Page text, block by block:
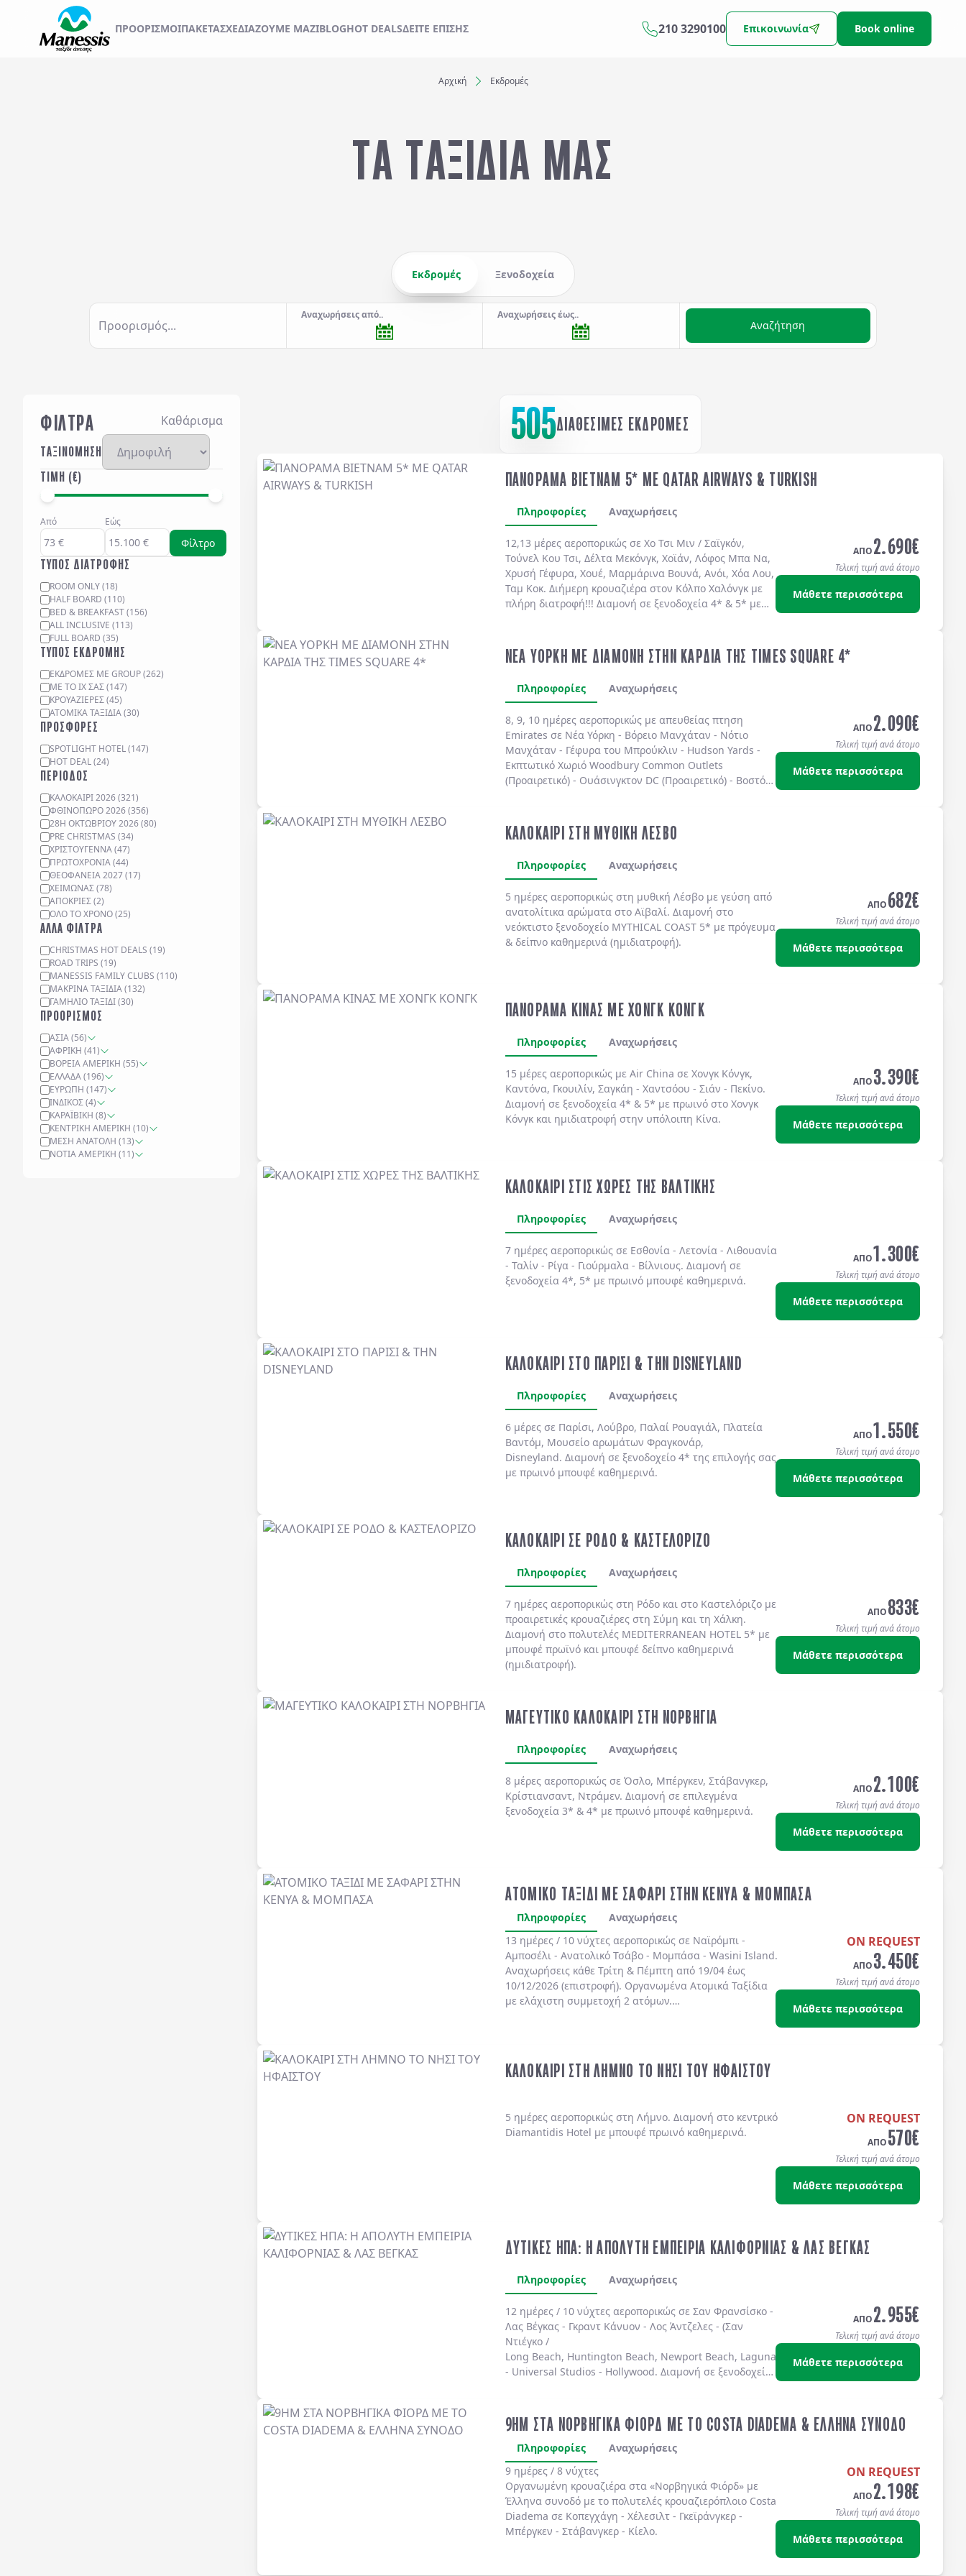
ΞΕΚΙΝΗΣΤΕ ΤΟ ΤΑΞΙΔΙ ΣΑΣ ΑΠΟ ΕΔΩ
Αναζήτηση
ΠΡΟΟΡΙΣΜΟΊΠΑΚΕΤΑΣΧΕΔΙΆΖΟΥΜΕ ΜΑΖΊBLOGHOT DEALSΔΕΊΤΕ ΕΠΊΣΗΣ 210 3290100 Επικοινωνία Book online
Αρχική Εκδρομές
ΤΑ ΤΑΞΙΔΙΑ ΜΑΣ
Εκδρομές Ξενοδοχεία
Προορισμός...
Αναχωρήσεις από.. Αναχωρήσεις έως..
Αναζήτηση
ΦΙΛΤΡΑ Καθάρισμα
ΤΑΞΙΝΟΜΗΣΗ
ΤΙΜΗ (€)
Από Εώς
Φίλτρο
ΤΥΠΟΣ ΔΙΑΤΡΟΦΗΣ
FULL BOARD (35)
ALL INCLUSIVE (113)
BED & BREAKFAST(156)
HALF BOARD (110)
ROOM ONLY(18)
ΤΥΠΟΣ ΕΚΔΡΟΜΗΣ
ΑΤΟΜΙΚΆ ΤΑΞΊΔΙΑ(30)
ΚΡΟΥΑΖΙΈΡΕΣ(45)
ΜΕ ΤΟ ΙΧ ΣΑΣ(147)
ΕΚΔΡΟΜΈΣ ΜΕ GROUP(262)
ΠΡΟΣΦΟΡΕΣ
HOT DEAL(24)
SPOTLIGHT HOTEL(147)
ΠΕΡΙΟΔΟΣ
ΟΛΟ ΤΟ ΧΡΟΝΟ(25)
ΑΠΟΚΡΙΕΣ(2)
ΧΕΙΜΩΝΑΣ(78)
ΘΕΟΦΑΝΕΙΑ 2027(17)
ΠΡΩΤΟΧΡΟΝΙΑ(44)
ΧΡΙΣΤΟΥΓΕΝΝΑ(47)
PRE CHRISTMAS (34)
28Η ΟΚΤΩΒΡΙΟΥ 2026(80)
ΦΘΙΝΟΠΩΡΟ 2026(356)
ΚΑΛΟΚΑΙΡΙ 2026(321)
ΑΛΛΑ ΦΙΛΤΡΑ
ΓΑΜΉΛΙΟ ΤΑΞΊΔΙ(30)
ΜΑΚΡΙΝΆ ΤΑΞΊΔΙΑ(132)
MANESSIS FAMILY CLUBS (110)
ROAD TRIPS (19)
CHRISTMAS HOT DEALS (19)
ΠΡΟΟΡΙΣΜΟΣ
ΑΣΊΑ(56)
ΑΦΡΙΚΉ (41)
ΒΌΡΕΙΑ ΑΜΕΡΙΚΉ (55)
ΕΛΛΆΔΑ(196)
ΕΥΡΏΠΗ (147)
ΙΝΔΙΚΌΣ(4)
ΚΑΡΑΪΒΙΚΉ (8)
ΚΕΝΤΡΙΚΉ ΑΜΕΡΙΚΉ (10)
ΜΈΣΗ ΑΝΑΤΟΛΉ (13)
ΝΌΤΙΑ ΑΜΕΡΙΚΉ (11)
505ΔΙΑΘΕΣΙΜΕΣ ΕΚΔΡΟΜΕΣ
ΠΑΝΟΡΑΜΑ ΒΙΕΤΝΑΜ 5* ME QATAR AIRWAYS & TURKISH
Πληροφορίες Αναχωρήσεις
12,13 μέρες αεροπορικώς σε Χο Τσι Μιν / Σαϊγκόν,
Τούνελ Κου Τσι, Δέλτα Μεκόνγκ, Χοϊάν, Λόφος Μπα Να,
Χρυσή Γέφυρα, Χουέ, Μαρμάρινα Βουνά, Ανόι, Χόα Λου,
Ταμ Κοκ. Διήμερη κρουαζιέρα στον Κόλπο Χαλόνγκμε
πλήρη διατροφή!!! Διαμονή σε ξενοδοχεία 4* & 5* με
ΑΠΟ2.690€
Τελική τιμή ανά άτομο
Μάθετε περισσότερα
ΝΕΑ ΥΟΡΚΗ ΜΕ ΔΙΑΜΟΝΗ ΣΤΗΝ ΚΑΡΔΙΑ ΤΗΣ TIMES SQUARE 4*
Πληροφορίες Αναχωρήσεις
8, 9, 10 ημέρες αεροπορικώς με απευθείας πτηση
Emirates σε Νέα Υόρκη - Βόρειο Μανχάταν - Νότιο
Μανχάταν - Γέφυρα του Μπρούκλιν - Hudson Yards -
Εκπτωτικό Χωριό Woodbury Common Outlets
(Προαιρετικό)- Ουάσινγκτον DC (Προαιρετικό)- Βοστόνη
BY HILTON NEW YORK TIMES SQUARE 4*
SHELBURNE SONESTA 4*χωρίς πρωινό.
ΑΠΟ2.090€
Τελική τιμή ανά άτομο
Μάθετε περισσότερα
ΚΑΛΟΚΑΙΡΙ ΣΤΗ ΜΥΘΙΚΗ ΛΕΣΒΟ
Πληροφορίες Αναχωρήσεις
5 ημέρες αεροπορικώς στη μυθική Λέσβο με γεύση από
ανατολίτικα αρώματα στο Αϊβαλί. Διαμονή στο
νεόκτιστο ξενοδοχείο MYTHICAL COAST 5* με πρόγευμα
& δείπνοκαθημερινά (ημιδιατροφή).
ΑΠΟ682€
Τελική τιμή ανά άτομο
Μάθετε περισσότερα
ΠΑΝΟΡΑΜΑ ΚΙΝΑΣ ΜΕ ΧΟΝΓΚ ΚΟΝΓΚ
Πληροφορίες Αναχωρήσεις
15 μέρες αεροπορικώς με Air China σε Χονγκ Κόνγκ,
Καντόνα, Γκουιλίν, Σαγκάη - Χαντσόου - Σιάν - Πεκίνο.
Διαμονή σε ξενοδοχεία 4* & 5* με πρωινό στο Χονγκ
Κόνγκ και ημιδιατροφή στην υπόλοιπη Κίνα.
ΑΠΟ3.390€
Τελική τιμή ανά άτομο
Μάθετε περισσότερα
ΚΑΛΟΚΑΙΡΙ ΣΤΙΣ ΧΩΡΕΣ ΤΗΣ ΒΑΛΤΙΚΗΣ
Πληροφορίες Αναχωρήσεις
7 ημέρες αεροπορικώς σε Εσθονία - Λετονία - Λιθουανία
- Ταλίν - Ρίγα - Γιούρμαλα - Βίλνιους. Διαμονή σε
ξενοδοχεία 4*, 5* με πρωινό μπουφέ καθημερινά.
ΑΠΟ1.300€
Τελική τιμή ανά άτομο
Μάθετε περισσότερα
ΚΑΛΟΚΑΙΡΙ ΣΤΟ ΠΑΡΙΣΙ & ΤΗΝ DISNEYLAND
Πληροφορίες Αναχωρήσεις
6 μέρες σε Παρίσι, Λούβρο, Παλαί Ρουαγιάλ, Πλατεία
Βαντόμ, Μουσείο αρωμάτων Φραγκονάρ,
Disneyland. Διαμονή σε ξενοδοχείo 4* της επιλογής σας
με πρωινό μπουφέ καθημερινά.
ΑΠΟ1.550€
Τελική τιμή ανά άτομο
Μάθετε περισσότερα
ΚΑΛΟΚΑΙΡΙ ΣΕ ΡΟΔΟ & ΚΑΣΤΕΛΟΡΙΖΟ
Πληροφορίες Αναχωρήσεις
7 ημέρες αεροπορικώς στη Ρόδο και στο Καστελόριζο με
προαιρετικές κρουαζιέρες στη Σύμη και τη Χάλκη.
Διαμονή στο πολυτελές MEDITERRANEAN HOTEL 5* με
μπουφέ πρωϊνό και μπουφέ δείπνο καθημερινά
(ημιδιατροφή).
ΑΠΟ833€
Τελική τιμή ανά άτομο
Μάθετε περισσότερα
ΜΑΓΕΥΤΙΚΟ ΚΑΛΟΚΑΙΡΙ ΣΤΗ ΝΟΡΒΗΓΙΑ
Πληροφορίες Αναχωρήσεις
8 μέρες αεροπορικώς σε Όσλο, Μπέργκεν, Στάβανγκερ,
Κρίστιανσαντ, Ντράμεν. Διαμονή σε επιλεγμένα
ξενοδοχεία 3* & 4* με πρωινό μπουφέ καθημερινά.
ΑΠΟ2.100€
Τελική τιμή ανά άτομο
Μάθετε περισσότερα
ΑΤΟΜΙΚΟ ΤΑΞΙΔΙ ΜΕ ΣΑΦΑΡΙ ΣΤΗΝ ΚΕΝΥΑ & ΜΟΜΠΑΣΑ
Πληροφορίες
Αναχωρήσεις
13 ημέρες / 10 νύχτες αεροπορικώς σε Ναϊρόμπι -
Αμποσέλι - Ανατολικό Τσάβο - Μομπάσα - Wasini Island.
Αναχωρήσεις κάθε Τρίτη & Πέμπτη από 19/04 έως
10/12/2026 (επιστροφή). Οργανωμένα Ατομικά Ταξίδια
με ελάχιστη συμμετοχή 2 ατόμων.
ON REQUEST
ΑΠΟ3.450€
Τελική τιμή ανά άτομο
Μάθετε περισσότερα
ΚΑΛΟΚΑΙΡΙ ΣΤΗ ΛΗΜΝΟ ΤΟ ΝΗΣΙ ΤΟΥ ΗΦΑΙΣΤΟΥ
5 ημέρες αεροπορικώς στη Λήμνο. Διαμονή στο κεντρικό
Diamantidis Hotel με μπουφέ πρωινό καθημερινά.
ON REQUEST
ΑΠΟ570€
Τελική τιμή ανά άτομο
Μάθετε περισσότερα
ΔΥΤΙΚΕΣ ΗΠΑ: Η ΑΠΟΛΥΤΗ ΕΜΠΕΙΡΙΑ ΚΑΛΙΦΟΡΝΙΑΣ & ΛΑΣ ΒΕΓΚΑΣ
Πληροφορίες Αναχωρήσεις
12 ημέρες / 10 νύχτες αεροπορικώς σε Σαν Φρανσίσκο-
Λας Βέγκας- Γκραντ Κάνυον - Λος Άντζελες- (Σαν
Ντιέγκο /
Long Beach, Huntington Beach, Newport Beach, Laguna Beach Dana Point, Coronado Island)
- Universal Studios - Hollywood. Διαμονή σε ξενοδοχεία
ΑΠΟ2.955€
Τελική τιμή ανά άτομο
Μάθετε περισσότερα
9ΗΜ ΣΤΑ ΝΟΡΒΗΓΙΚΑ ΦΙΟΡΔ ΜΕ ΤΟ COSTA DIADEMA & ΕΛΛΗΝΑ ΣΥΝΟΔΟ
Πληροφορίες
Αναχωρήσεις
9 ημέρες / 8 νύχτες
Οργανωμένη κρουαζιέρα στα «Νορβηγικά Φιόρδ»με
Έλληνα συνοδόμε το πολυτελές κρουαζιερόπλοιο Costa
Diadema σε Κοπεγχάγη - Χέλεσιλτ - Γκεϊράνγκερ -
Μπέργκεν - Στάβανγκερ - Κίελο.
ON REQUEST
ΑΠΟ2.198€
Τελική τιμή ανά άτομο
Μάθετε περισσότερα